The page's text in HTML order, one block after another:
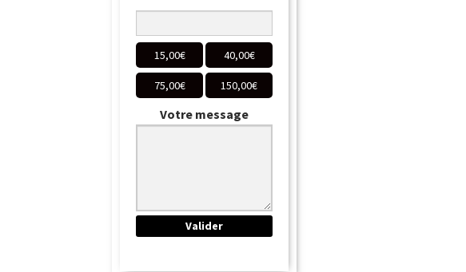
15,00€ 40,00€
75,00€ 150,00€
Votre message